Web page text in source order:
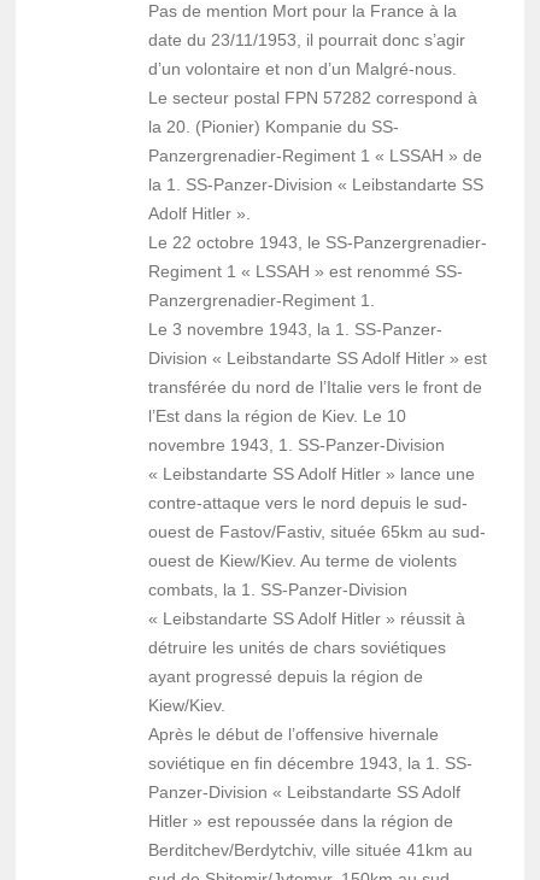
Pas de mention Mort pour la France à la
date du 23/11/1953, il pourrait donc s’agir
d’un volontaire et non d’un Malgré-nous.
Le secteur postal FPN 57282 correspond à
la 20. (Pionier) Kompa­nie du SS-
Panzergrena­dier-Regi­ment 1 « LSSAH » de
la 1. SS-Panzer-Division « Leibstandarte SS
Adolf Hitler ».
Le 22 octobre 1943, le SS-Panzergrena­dier-
Regi­ment 1 « LSSAH » est renommé SS-
Panzergrenadier-Regiment 1.
Le 3 novembre 1943, la 1. SS-Panzer-
Division « Leibstandarte SS Adolf Hitler » est
transférée du nord de l’Italie vers le front de
l’Est dans la région de Kiev. Le 10
novembre 1943, 1. SS-Panzer-Division
« Leibstandarte SS Adolf Hitler » lance une
contre-attaque vers le nord depuis le sud-
ouest de Fastov/Fastiv, située 65km au sud-
ouest de Kiew/Kiev. Au terme de violents
combats, la 1. SS-Panzer-Division
« Leibstandarte SS Adolf Hitler » réussit à
détruire les unités de chars soviétiques
ayant progressé depuis la région de
Kiew/Kiev.
Après le début de l’offensive hivernale
soviétique en fin décembre 1943, la 1. SS-
Panzer-Division « Leibstandarte SS Adolf
Hitler » est repoussée dans la région de
Berditchev/Berdytchiv, ville située 41km au